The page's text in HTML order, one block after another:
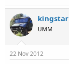
kingstar
UMM
22 Nov 2012